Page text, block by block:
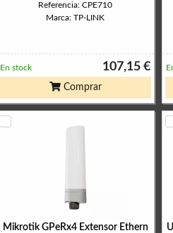
Referencia: CPE710
Marca: TP-LINK
107,15 €
En stock
Comprar
Mikrotik GPeRx4 Extensor Ethern